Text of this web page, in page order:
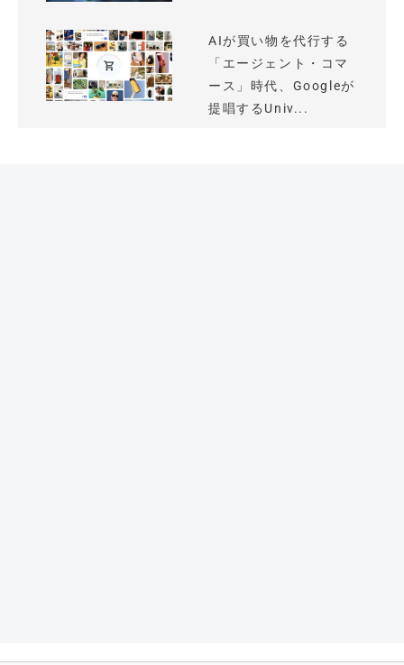
AIが買い物を代行する
「エージェント・コマ
ース」時代、Googleが
提唱するUniv...